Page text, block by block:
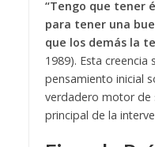
“Tengo que tener
para tener una
que los demás la
1989). Esta creencia
pensamiento inicial
verdadero motor de
principal de la